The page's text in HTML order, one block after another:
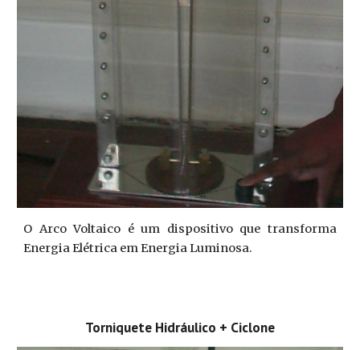
O Arco Voltaico é um dispositivo que transforma
Energia Elétrica em Energia Luminosa.
Torniquete Hidráulico + Ciclone